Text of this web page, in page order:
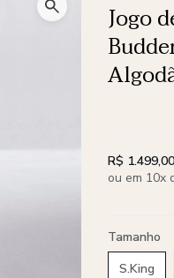
Jogo
R$ 1.499,00
ou em 10x
Tamanho
S.King